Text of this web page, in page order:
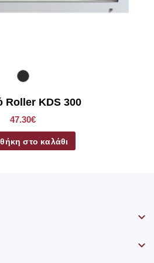
πολύχρωμο
Roller KDS 300
47.30€
στο καλάθι